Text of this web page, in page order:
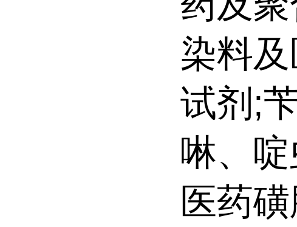
染料
试剂;
啉、
医药